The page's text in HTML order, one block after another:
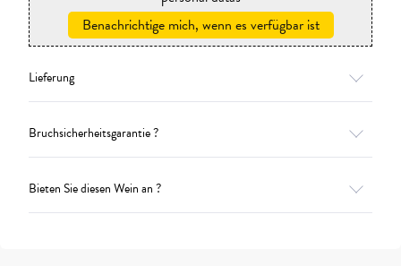
Benachrichtige mich, wenn es verfügbar ist
Lieferung
Bruchsicherheitsgarantie ?
Bieten Sie diesen Wein an ?